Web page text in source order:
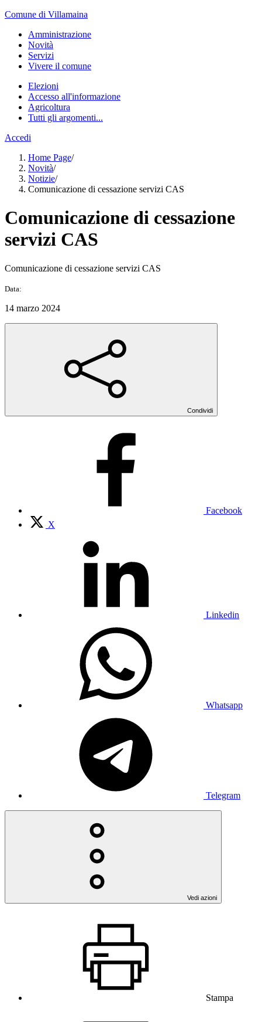
Comune di Villamaina
Amministrazione
Novità
Servizi
Vivere il comune
Elezioni
Accesso all'informazione
Agricoltura
Tutti gli argomenti...
Accedi
Home Page/
Novità/
Notizie/
Comunicazione di cessazione servizi CAS
Comunicazione di cessazione
servizi CAS
Comunicazione di cessazione servizi CAS
Data:
14 marzo 2024
Condividi
Facebook
X
Linkedin
Whatsapp
Telegram
Vedi azioni
Stampa